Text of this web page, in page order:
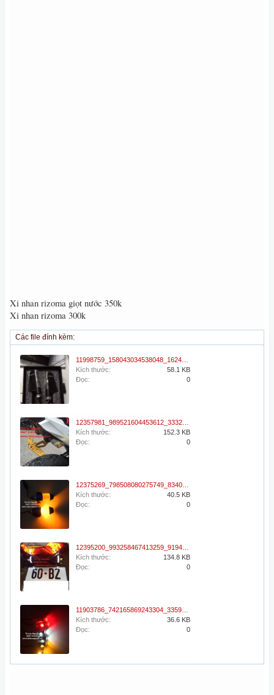
Xi nhan rizoma giọt nước 350k
Xi nhan rizoma 300k
Các file đính kèm:
Kích thước:
58.1 KB
Đọc:
0
Kích thước:
152.3 KB
Đọc:
0
Kích thước:
40.5 KB
Đọc:
0
Kích thước:
134.8 KB
Đọc:
0
Kích thước:
36.6 KB
Đọc:
0